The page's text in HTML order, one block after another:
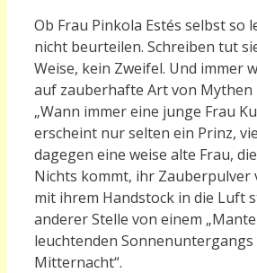
Ob Frau Pinkola Estés selbst so
nicht beurteilen. Schreiben tut
Weise, kein Zweifel. Und immer
auf zauberhafte Art von Mythen
„Wann immer eine junge Frau
erscheint nur selten ein Prinz,
dagegen eine weise alte Frau,
Nichts kommt, ihr Zauberpulver
mit ihrem Handstock in die Luft
anderer Stelle von einem
leuchtenden
Mitternacht“.